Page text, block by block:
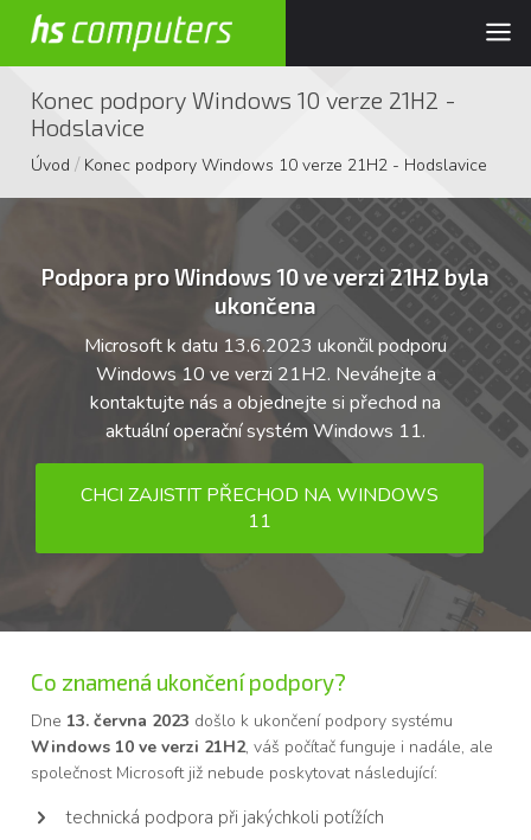
Konec podpory Windows 10 verze 21H2 -
Hodslavice
Úvod / Konec podpory Windows 10 verze 21H2 - Hodslavice
Podpora pro Windows 10 ve verzi 21H2 byla
ukončena
Microsoft k datu 13.6.2023 ukončil podporu
Windows 10 ve verzi 21H2. Neváhejte a
kontaktujte nás a objednejte si přechod na
aktuální operační systém Windows 11.
CHCI ZAJISTIT PŘECHOD NA WINDOWS
11
Co znamená ukončení podpory?
Dne 13. června 2023 došlo k ukončení podpory systému
Windows 10 ve verzi 21H2, váš počítač funguje i nadále, ale
společnost Microsoft již nebude poskytovat následující:
technická podpora při jakýchkoli potížích